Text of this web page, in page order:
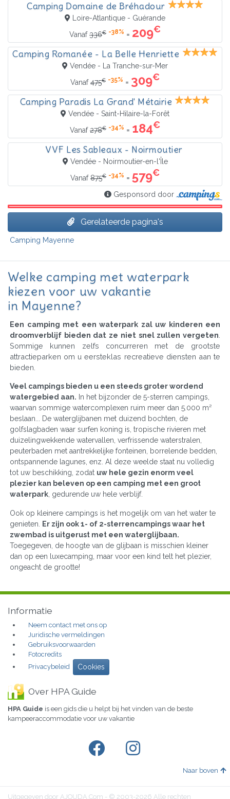
Camping Domaine de Bréhadour
Loire-Atlantique - Guérande
Vanaf336€ -38% = 209€
Camping Romanée - La Belle Henriette
Vendée - La Tranche-sur-Mer
Vanaf475€ -35% = 309€
Camping Paradis La Grand' Métairie
Vendée - Saint-Hilaire-la-Forêt
Vanaf278€ -34% = 184€
VVF Les Sableaux - Noirmoutier
Vendée - Noirmoutier-en-l'Île
Vanaf875€ -34% = 579€
Gesponsord door
Gerelateerde pagina's
Camping Mayenne
Welke camping met waterpark
kiezen voor uw vakantie
in Mayenne?
Een camping met een waterpark zal uw kinderen een
droomverblijf bieden dat ze niet snel zullen vergeten
Sommige kunnen zelfs concurreren met de grootste
attractieparken om u eersteklas recreatieve diensten aan te
bieden.
Veel campings bieden u een steeds groter wordend
watergebied aan. In het bijzonder de 5-sterren campings,
waarvan sommige watercomplexen ruim meer dan 5.000 m²
beslaan... De waterglijbanen met duizend bochten, de
golfslagbaden waar surfen koning is, tropische rivieren met
duizelingwekkende watervallen, verfrissende waterstralen,
peuterbaden met aantrekkelijke fonteinen, borrelende bedden,
ontspannende lagunes, enz. Al deze weelde staat nu volledig
tot uw beschikking, zodat uw hele gezin enorm veel
plezier kan beleven op een camping met een groot
waterpark , gedurende uw hele verblijf.
Ook op kleinere campings is het mogelijk om van het water te
genieten.
Er zijn ook 1- of 2-sterrencampings waar het
zwembad is uitgerust met een waterglijbaan.
Toegegeven, de hoogte van de glijbaan is misschien kleiner
dan op een luxecamping, maar voor een kind telt het plezier,
ongeacht de grootte!
Informatie
Neem contact met ons op
Juridische vermeldingen
Gebruiksvoorwaarden
Fotocredits
Privacybeleid
Cookies
Over HPA Guide
HPA Guide is een gids die u helpt bij het vinden van de beste
kampeeraccommodatie voor uw vakantie
Naar boven
Uitgegeven door AJOUDA.Com - © 2003-2026 Alle rechten